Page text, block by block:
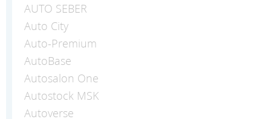
AUTO SEBER
Auto Сity
Auto-Premium
AutoBase
Autosalon One
Autostock MSK
Autoverse